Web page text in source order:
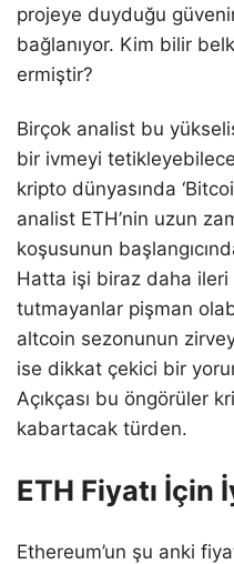
projeye duyduğu
bağlanıyor. Kim bilir
ermiştir?
Birçok analist bu
bir ivmeyi
kripto dünyasında
analist ETH’nin uzun
koşusunun
Hatta işi biraz daha ileri
tutmayanlar pişman
altcoin sezonunun
ise dikkat çekici bir
Açıkçası bu öngörüler
kabartacak türden.
ETH Fiyatı İçin
Ethereum’un şu anki